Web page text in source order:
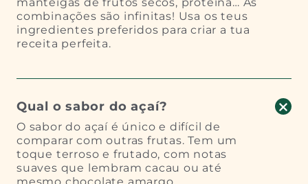
combinações são infinitas! Usa os teus
ingredientes preferidos para criar a tua
receita perfeita.
Qual o sabor do açaí?
O sabor do açaí é único e difícil de
comparar com outras frutas. Tem um
toque terroso e frutado, com notas
suaves que lembram cacau ou até
mesmo chocolate amargo,